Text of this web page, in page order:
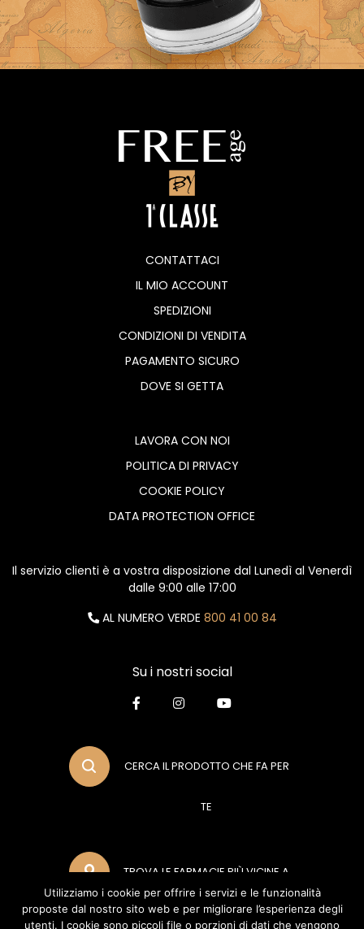
CONTATTACI
IL MIO ACCOUNT
SPEDIZIONI
CONDIZIONI DI VENDITA
PAGAMENTO SICURO
DOVE SI GETTA
LAVORA CON NOI
POLITICA DI PRIVACY
COOKIE POLICY
DATA PROTECTION OFFICE
Il servizio clienti è a vostra disposizione dal Lunedì al Venerdì
dalle 9:00 alle 17:00
AL NUMERO VERDE 800 41 00 84
Su i nostri social
CERCA IL PRODOTTO CHE FA PER
TE
TROVA LE FARMACIE PIÙ VICINE A
TE
Utilizziamo i cookie per offrire i servizi e le funzionalità
proposte dal nostro sito web e per migliorare l’esperienza degli
utenti. I cookie sono piccoli file o porzioni di dati che vengono